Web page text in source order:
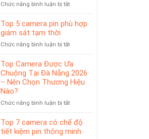
trạm
rời
Chức năng bình luận bị tắtở
8
camera
pin
nước
IP65
Top 5 camera pin phù hợp
giám sát tạm thời
Chức năng bình luận bị tắtở
5
camera
pin
phù
giám
tạm
thời
Top Camera Được Ưa
Chuộng Tại Đà Nẵng 2026
– Nên Chọn Thương Hiệu
Nào?
Chức năng bình luận bị tắtở
Camera
Được
Top 7 camera có chế độ
tiết kiệm pin thông minh